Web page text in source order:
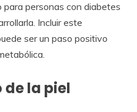
personas con diabetes
Incluir este
ser un paso positivo
la piel